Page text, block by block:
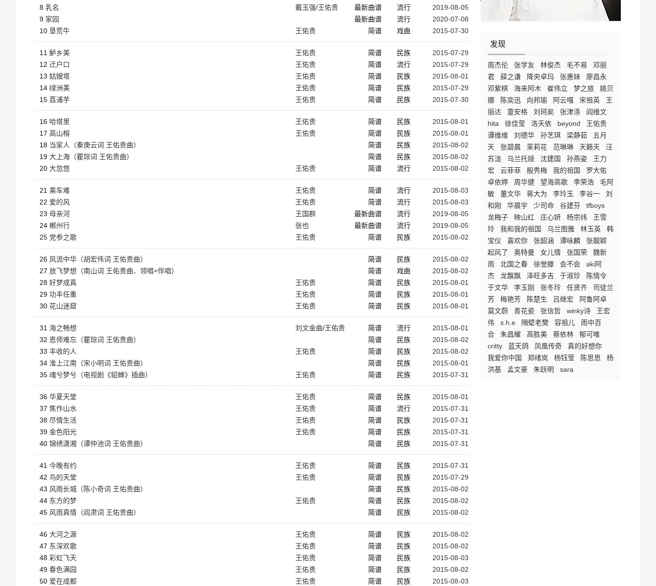
发现
周杰伦 张学友 林俊杰 毛不易
邓丽
君
薛之谦 降央卓玛 张惠妹
廖昌永
邓紫棋
海来阿木 崔伟立 梦之旅
姚贝
娜
陈奕迅 向邦瑜 阿云嘎 宋祖英
王
丽达
童安格 刘珂矣 张津涤
阎维文
hita
徐佳莹 洛天依 beyond
王佑贵
谭维维
刘德华 孙艺琪 梁静茹
五月
天
张碧晨 茉莉花 范琳琳 天籁天
汪
苏泷
乌兰托娅 沈建国 孙燕姿
王力
宏
云菲菲 殷秀梅 我的祖国
罗大佑
卓依婷
周华健 望海高歌 李荣浩
毛阿
敏
董文华 蒋大为 李玲玉 李谷一
刘
和刚
华晨宇 少司命 谷建芬
tfboys
龙梅子
映山红 庄心妍 杨宗纬
王雪
玲
我和我的祖国 乌兰图雅 林玉英
韩
宝仪
喜欢你 张韶涵 谭咏麟
张靓颖
起风了
奥特曼 女儿情 张国荣
魏新
雨
北国之春 徐誉滕 会不会
aki阿
杰
龙飘飘 泽旺多吉 于淑珍
陈情令
于文华
李玉刚 张冬玲 任贤齐
司徒兰
芳
梅艳芳 陈楚生 吕继宏
阿鲁阿卓
莫文蔚
青花瓷 张信哲 winky诗
王宏
伟
s.h.e 隔壁老樊 容祖儿
雨中百
合
朱昌耀 高胜美 蔡依林
郁可唯
critty
蓝天鸽 凤凰传奇
真的好想你
我爱你中国
郑绪岚 杨钰莹 陈思思
杨
洪基
孟文豪 朱跃明 sara
8 乳名 戴玉强/王佑贵 最新曲谱 流行
2019-08-05
9 家园 最新曲谱 流行
2020-07-08
10 垦荒牛 王佑贵 简谱 戏曲 2015-07-30
11 鲈乡美 王佑贵 简谱 民族
2015-07-29
12 迁户口 王佑贵 简谱 流行
2015-07-29
13 姑嫂塔 王佑贵 简谱 民族
2015-08-01
14 绿洲美 王佑贵 简谱 民族
2015-07-29
15 荔浦芋 王佑贵 简谱 民族 2015-07-30
16 哈塔里 王佑贵 简谱 民族
2015-08-01
17 高山榕 王佑贵 简谱 民族
2015-08-01
18 当家人（秦庚云词 王佑贵曲） 简谱 民族
2015-08-02
19 大上海（瞿琮词 王佑贵曲） 简谱 民族
2015-08-02
20 大忽悠 王佑贵 简谱 流行 2015-08-02
21 乘车难 王佑贵 简谱 流行
2015-08-03
22 爱的风 王佑贵 简谱 流行
2015-08-03
23 母亲河 王国群 最新曲谱 流行
2019-08-05
24 郴州行 张也 最新曲谱 流行
2019-08-05
25 党参之歌 王佑贵 简谱 民族 2015-08-02
26 风流中华（胡宏伟词 王佑贵曲） 简谱 民族
2015-08-02
27 放飞梦想（南山词 王佑贵曲、领唱+伴唱） 简谱 戏曲
2015-08-02
28 好梦成真 王佑贵 简谱 民族
2015-08-01
29 功丰任重 王佑贵 简谱 民族
2015-08-01
30 花山迷窟 王佑贵 简谱 民族 2015-08-01
31 海之畅想 刘文金曲/王佑贵
简谱 流行
2015-08-01
32 恩师难忘（瞿琮词 王佑贵曲） 简谱 民族
2015-08-02
33 丰收的人 王佑贵 简谱 民族
2015-08-02
34 淮上江南（宋小明词 王佑贵曲） 简谱 民族
2015-08-01
35 魂兮梦兮（电视剧《貂蝉》插曲） 王佑贵 简谱 民族 2015-07-31
36 华夏天堂 王佑贵 简谱 民族
2015-08-01
37 焦作山水 王佑贵 简谱 流行
2015-07-31
38 尽情生活 王佑贵 简谱 民族
2015-07-31
39 金色阳光 王佑贵 简谱 民族
2015-07-31
40 锦绣潇湘（谭仲池词 王佑贵曲） 简谱 民族 2015-07-31
41 今晚有约 王佑贵 简谱 民族
2015-07-31
42 鸟的天堂 王佑贵 简谱 民族
2015-07-29
43 风雨长城（陈小奇词 王佑贵曲） 简谱 民族
2015-08-02
44 东方的梦 王佑贵 简谱 民族
2015-08-02
45 风雨真情（阎肃词 王佑贵曲） 简谱 民族 2015-08-02
46 大河之源 王佑贵 简谱 民族
2015-08-02
47 东深欢歌 王佑贵 简谱 民族
2015-08-02
48 彩虹飞天 王佑贵 简谱 民族
2015-08-03
49 春色满园 王佑贵 简谱 民族
2015-08-02
50 爱在成都 王佑贵 简谱 民族 2015-08-03